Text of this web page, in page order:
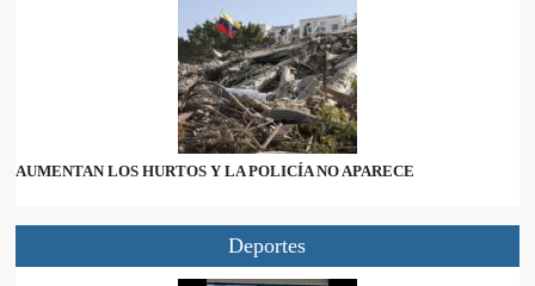
AUMENTAN LOS HURTOS Y LA POLICÍA NO APARECE
Deportes